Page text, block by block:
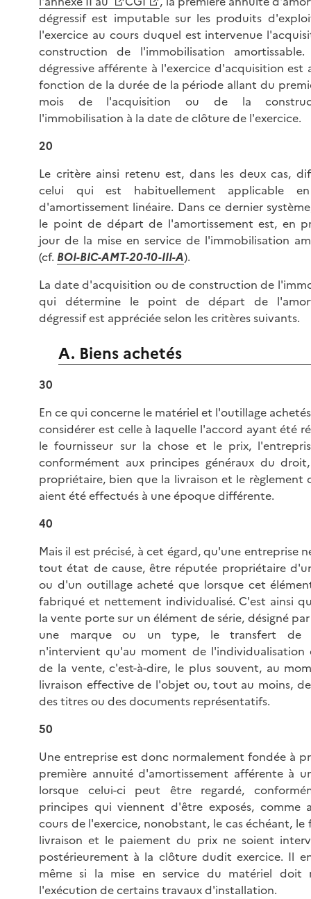
dégressif est imputable sur les produits
l'exercice au cours duquel est intervenue
construction de l'immobilisation amortissable.
dégressive afférente à l'exercice d'acquisition est
fonction de la durée de la période allant du
mois de l'acquisition ou de la
l'immobilisation à la date de clôture de l'exercice.
20
Le critère ainsi retenu est, dans les deux cas,
celui qui est habituellement applicable
d'amortissement linéaire. Dans ce dernier
le point de départ de l'amortissement est, en
jour de la mise en service de l'immobilisation
(cf. BOI-BIC-AMT-20-10-III-A).
La date d'acquisition ou de construction de
qui détermine le point de départ de
dégressif est appréciée selon les critères suivants.
A. Biens achetés
30
En ce qui concerne le matériel et l'outillage
considérer est celle à laquelle l'accord ayant été
le fournisseur sur la chose et le prix,
conformément aux principes généraux du
propriétaire, bien que la livraison et le règlement
aient été effectués à une époque différente.
40
Mais il est précisé, à cet égard, qu'une entreprise
tout état de cause, être réputée propriétaire
ou d'un outillage acheté que lorsque cet
fabriqué et nettement individualisé. C'est ainsi
la vente porte sur un élément de série, désigné
une marque ou un type, le transfert de
n'intervient qu'au moment de
de la vente, c'est-à-dire, le plus souvent, au
livraison effective de l'objet ou, tout au moins,
des titres ou des documents représentatifs.
50
Une entreprise est donc normalement fondée à
première annuité d'amortissement afférente à
lorsque celui-ci peut être regardé,
principes qui viennent d'être exposés, comme
cours de l'exercice, nonobstant, le cas échéant, le
livraison et le paiement du prix ne soient
postérieurement à la clôture dudit exercice. Il
même si la mise en service du matériel doit
l'exécution de certains travaux d'installation.